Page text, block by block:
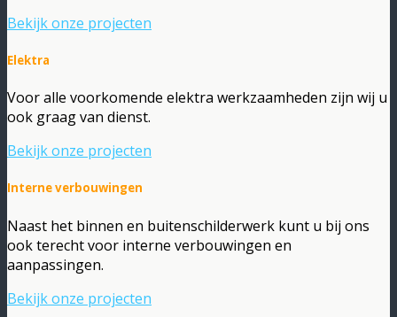
Bekijk onze projecten
Elektra
Voor alle voorkomende elektra werkzaamheden zijn wij u
ook graag van dienst.
Bekijk onze projecten
Interne verbouwingen
Naast het binnen en buitenschilderwerk kunt u bij ons
ook terecht voor interne verbouwingen en
aanpassingen.
Bekijk onze projecten